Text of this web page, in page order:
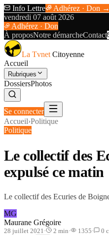
Info Lettre
Adhérez · Don →
vendredi 07 août 2026
Adhérez · Don
À proposNotre démarcheContact
La Tvnet Citoyenne
Accueil
Rubriques
DossiersPhotos
Se connecter
Accueil›Politique
Politique
Le collectif des
expulsé ce matin
Le collectif des Ecuries de
MG
Maurane Grégoire
28 juillet 2021 · 2 min· 1355· 0